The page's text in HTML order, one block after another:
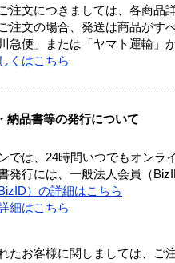
注文につきましては、各商品
注文の場合、発送は商品がす
急便」または「ヤマト運輸」
くはこちら
納品書等の発行について
では、24時間いつでもオンラ
発行には、一般法人会員（
）の詳細はこちら
細はこちら
たお客様に関しましては、ご